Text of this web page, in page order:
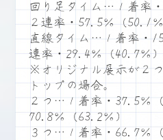
回り足タイム…１着率
２連率・57.5％（50.1％
直線タイム…１着率・
連率・29.4％（40.7％）
※オリジナル展示が２
トップの場合。
２つ…１着率・37.5％
70.8％（63.2％）
３つ…１着率・66.7％